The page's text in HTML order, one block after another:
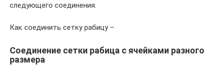
следующего соединения.
Как соединить сетку рабицу –
Соединение сетки рабица с ячейками разного
размера